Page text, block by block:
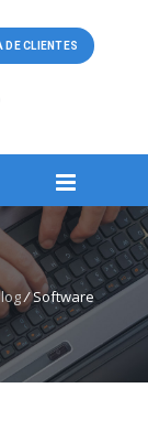
DE CLIENTES
/Software